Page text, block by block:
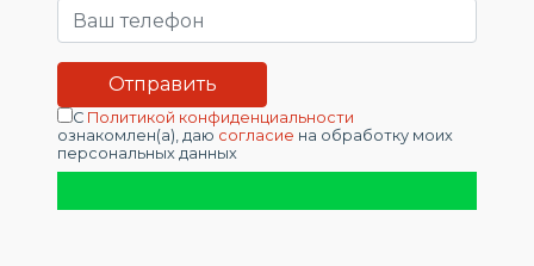
С Политикой конфиденциальности
ознакомлен(а), даю согласие на обработку моих
персональных данных